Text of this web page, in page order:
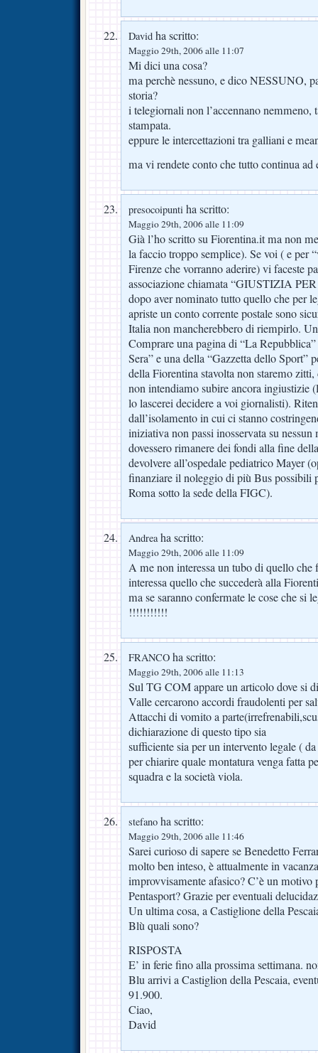
David ha scritto:
Maggio 29th, 2006 alle 11:07
Mi dici una cosa?
ma perchè nessuno, e dico NESSUNO,
storia?
i telegiornali non l’accennano nemmeno,
stampata.
eppure le intercettazioni tra galliani e
ma vi rendete conto che tutto continua ad
presocoipunti ha scritto:
Maggio 29th, 2006 alle 11:09
Già l’ho scritto su Fiorentina.it ma non
la faccio troppo semplice). Se voi ( e per
Firenze che vorranno aderire) vi faceste
associazione chiamata “GIUSTIZIA
dopo aver nominato tutto quello che per
apriste un conto corrente postale sono
Italia non mancherebbero di riempirlo.
Comprare una pagina di “La
Sera” e una della “Gazzetta dello Sport”
della Fiorentina stavolta non staremo
non intendiamo subire ancora ingiustizie
lo lascerei decidere a voi giornalisti).
dall’isolamento in cui ci stanno
iniziativa non passi inosservata su
dovessero rimanere dei fondi alla fine
devolvere all’ospedale pediatrico Mayer
finanziare il noleggio di più Bus possibili
Roma sotto la sede della FIGC).
Andreaha scritto:
Maggio 29th, 2006 alle 11:09
A me non interessa un tubo di quello che
interessa quello che succederà alla
ma se saranno confermate le cose che si
!!!!!!!!!!!
FRANCO ha scritto:
Maggio 29th, 2006 alle 11:13
Sul TG COM appare un articolo dove si
Valle cercarono accordi fraudolenti per
Attacchi di vomito a
dichiarazione di questo tipo sia
sufficiente sia per un intervento legale (
per chiarire quale montatura venga fatta
squadra e la società viola.
stefano ha scritto:
Maggio 29th, 2006 alle 11:46
Sarei curioso di sapere se Benedetto
molto ben inteso, è attualmente in
improvvisamente afasico? C’è un motivo
Pentasport? Grazie per eventuali
Un ultima cosa, a Castiglione della
Blù quali sono?
RISPOSTA
E’ in ferie fino alla prossima settimana.
Blu arrivi a Castiglion della Pescaia,
91.900.
Ciao,
David